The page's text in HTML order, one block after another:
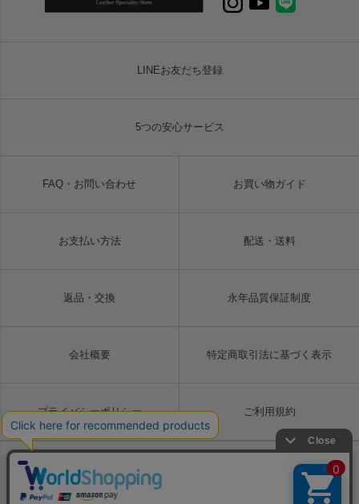
LINEお友だち登録
5つの安心サービス
FAQ・お問い合わせ お買い物ガイド
お支払い方法 配送・送料
返品・交換 永年品質保証制度
会社概要 特定商取引法に基づく表示
プライバシーポリシー ご利用規約
Copyright © LIUGOO Co., Ltd. All rights reserved.